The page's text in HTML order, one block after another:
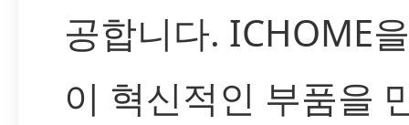
공합니다. ICHOME
이 혁신적인 부품을